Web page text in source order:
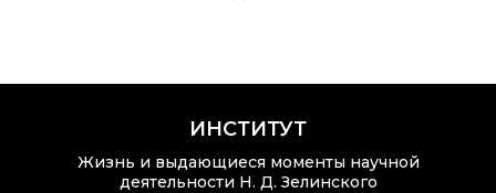
ИНСТИТУТ
Жизнь и выдающиеся моменты научной
деятельности Н. Д. Зелинского